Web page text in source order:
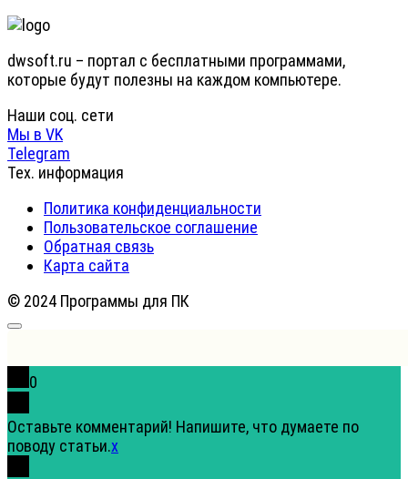
dwsoft.ru – портал с бесплатными программами,
которые будут полезны на каждом компьютере.
Наши соц. сети
Мы в VK
Telegram
Тех. информация
Политика конфиденциальности
Пользовательское соглашение
Обратная связь
Карта сайта
© 2024 Программы для ПК
0
Оставьте комментарий! Напишите, что думаете по
поводу статьи.x